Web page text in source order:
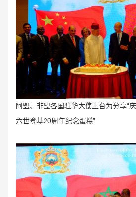
阿盟、非盟各国驻华大使上台为分享“
六世登基20周年纪念蛋糕”